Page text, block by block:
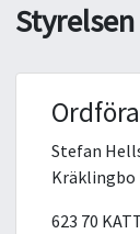
Styrelsen
Stefan
Kräklingbo
623 70